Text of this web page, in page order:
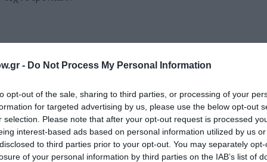
- Do Not Process My Personal Information
opt-out of the sale, sharing to third parties, or processing of your
for targeted advertising by us, please use the below opt-out
selection. Please note that after your opt-out request is processed
interest-based ads based on personal information utilized by us
to third parties prior to your opt-out. You may separately
of your personal information by third parties on the IAB’s list of
μουσικότητα και μεράκι, με αυθεντικότητα και
και προσπαθούμε μέσα από αυτά να συνδεθούμε όχι με
με ομαδικότητα. Την ίδια στιγμή είμαστε αγωγοί της
συγκέντρωση και “ορθάνοιχτη” καρδιά και αυτιά.